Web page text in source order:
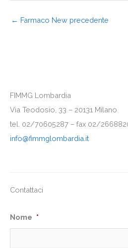
← Farmaco New precedente
FIMMG Lombardia
Via Teodosio, 33 – 20131 Milano
tel. 02/70605287 – fax 02/
info@fimmglombardia.it
Contattaci
Nome *